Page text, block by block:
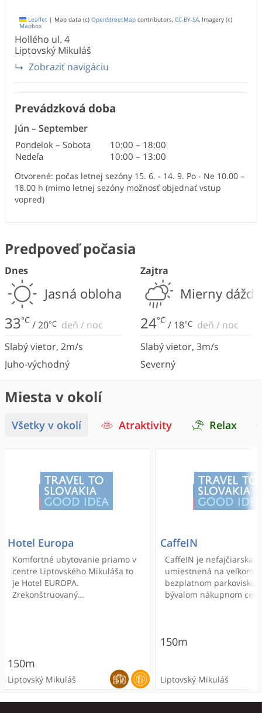
Leaflet | Map data (c) OpenStreetMap contributors, CC-BY-SA, Imagery (c)
Mapbox
Hollého ul. 4
Liptovský Mikuláš
Zobraziť navigáciu
Prevádzková doba
Jún –September
Pondelok – Sobota 10:00 – 18:00
Nedeľa
10:00 – 13:00
Otvorené: počas letnej sezóny 15. 6. - 14. 9. Po - Ne 10.00 –
18.00 h (mimo letnej sezóny možnosť objednať vstup
vopred)
Predpoveď počasia
Dnes
Jasná obloha
33°C /20°C deň / noc
Slabý vietor, 2m/s
Juho-východný
Zajtra
Mierny dážď
24°C / 18°C deň / noc
Slabý vietor, 3m/s
Severný
Miesta v okolí
Všetky v okolí Atraktivity Relax
Hotel Europa
Komfortné ubytovanie priamo v
centre Liptovského Mikuláša to
je Hotel EUROPA.
Zrekonštruovaný
150m
Liptovský Mikuláš
CaffeIN
CaffeIN je nefajčiarska
umiestnená na veľkom
bezplatnom parkovisku
bývalom nákupnom
150m
Liptovský Mikuláš